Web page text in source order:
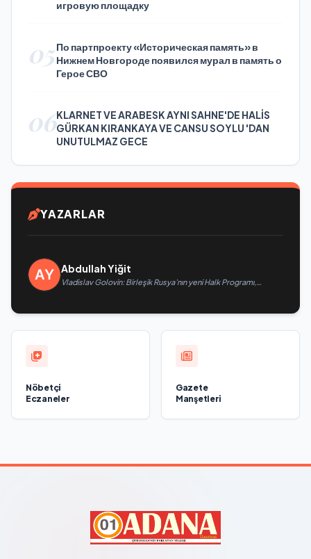
игровую площадку
05По партпроекту «Историческая память» в
Нижнем Новгороде появился мурал в память о
Герое СВО
06KLARNET VE ARABESK AYNI SAHNE'DE HALİS
GÜRKAN KIRANKAYA VE CANSU SOYLU 'DAN
UNUTULMAZ GECE
YAZARLAR
Abdullah Yiğit
Vladislav Golovin: Birleşik Rusya’nın yeni Halk Programı,
Nöbetçi
Eczaneler
Gazete
Manşetleri